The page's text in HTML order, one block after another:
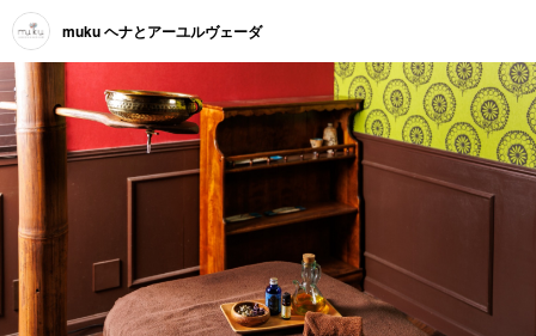
muku ヘナとアーユルヴェーダ